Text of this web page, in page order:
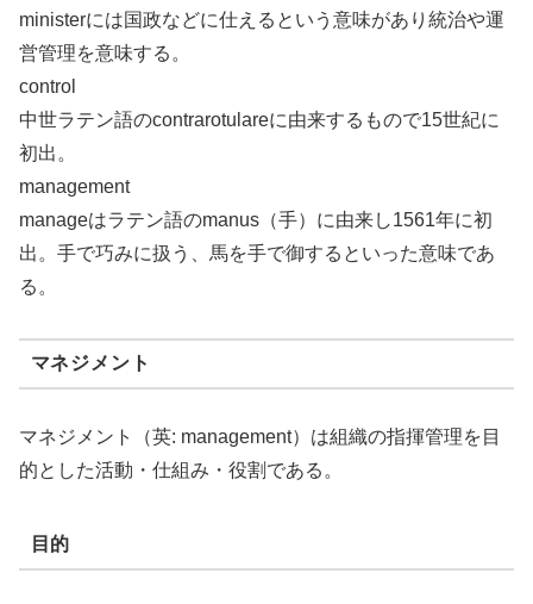
ministerには国政などに仕えるという意味があり統治や運
営管理を意味する。
control
中世ラテン語のcontrarotulareに由来するもので15世紀に
初出。
management
manageはラテン語のmanus（手）に由来し1561年に初
出。手で巧みに扱う、馬を手で御するといった意味であ
る。
マネジメント
マネジメント（英: management）は組織の指揮管理を目
的とした活動・仕組み・役割である。
目的